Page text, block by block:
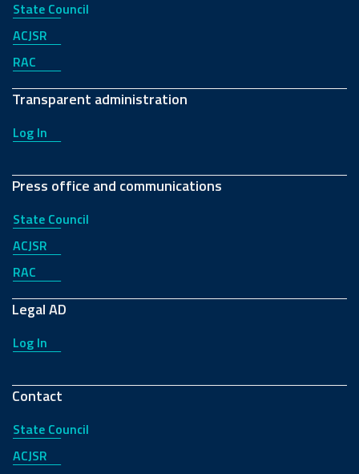
State Council
ACJSR
RAC
Transparent administration
Log In
Press office and communications
State Council
ACJSR
RAC
Legal AD
Log In
Contact
State Council
ACJSR